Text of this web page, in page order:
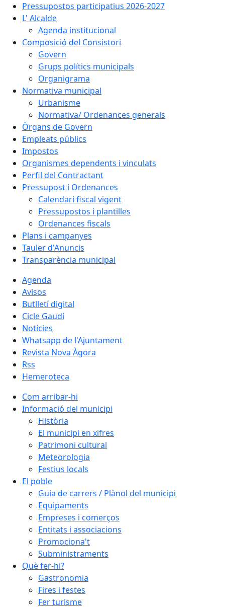
Pressupostos participatius 2026-2027
L' Alcalde
Agenda institucional
Composició del Consistori
Govern
Grups polítics municipals
Organigrama
Normativa municipal
Urbanisme
Normativa/ Ordenances generals
Òrgans de Govern
Empleats públics
Impostos
Organismes dependents i vinculats
Perfil del Contractant
Pressupost i Ordenances
Calendari fiscal vigent
Pressupostos i plantilles
Ordenances fiscals
Plans i campanyes
Tauler d'Anuncis
Transparència municipal
Agenda
Avisos
Butlletí digital
Cicle Gaudí
Notícies
Whatsapp de l'Ajuntament
Revista Nova Àgora
Rss
Hemeroteca
Com arribar-hi
Informació del municipi
Història
El municipi en xifres
Patrimoni cultural
Meteorologia
Festius locals
El poble
Guia de carrers / Plànol del municipi
Equipaments
Empreses i comerços
Entitats i associacions
Promociona't
Subministraments
Què fer-hi?
Gastronomia
Fires i festes
Fer turisme